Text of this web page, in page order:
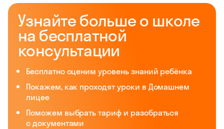
Узнайте больше о школе
на бесплатной
консультации
Бесплатно оценим уровень знаний ребёнка
Покажем, как проходят уроки в Домашнем
лицее
Поможем выбрать тариф и разобраться
с документами